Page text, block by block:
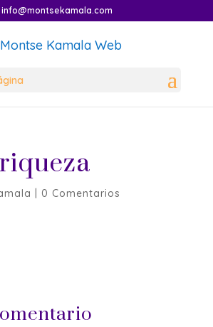
info@montsekamala.com
0 Comentarios